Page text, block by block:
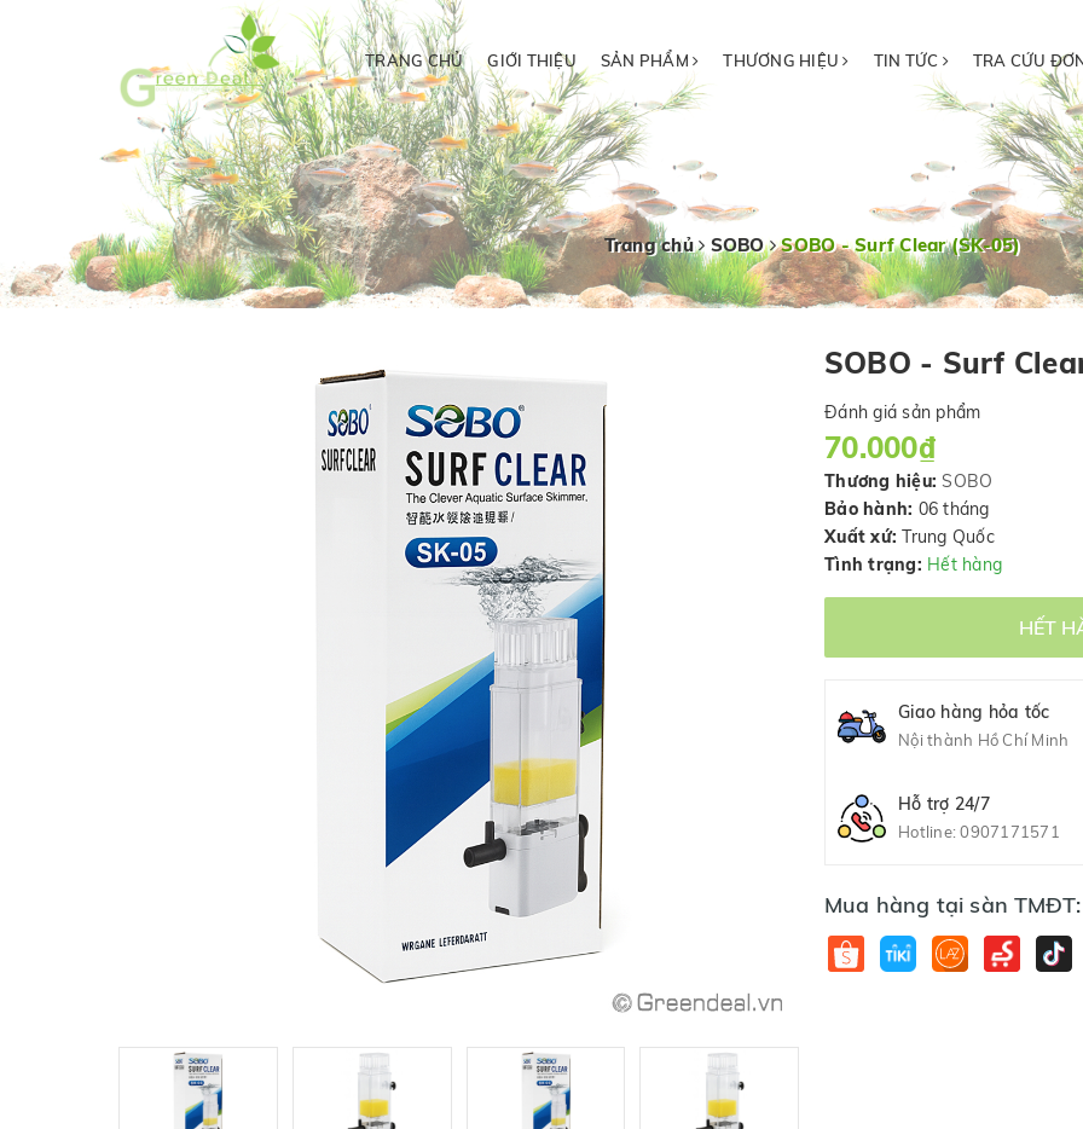
TRANG CHỦ GIỚI THIỆU SẢN PHẨM THƯƠNG HIỆU TIN TỨC TRA CỨU
Trang chủ SOBO SOBO - Surf Clear (SK-05)
SOBO - Surf
Đánh giá sản phẩm
70.000₫
Thương hiệu: SOBO
Bảo hành: 06 tháng
Xuất xứ: Trung Quốc
Tình trạng: Hết hàng
HẾT
Giao hàng hỏa tốc
Nội thành Hồ Chí Minh
Hỗ trợ 24/7
Hotline:0907171571
Mua hàng tại sàn TMĐT: